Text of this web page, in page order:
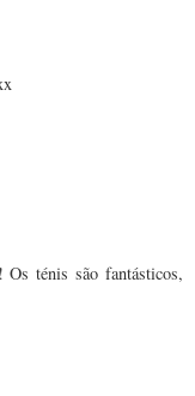
Os ténis são fantásticos,